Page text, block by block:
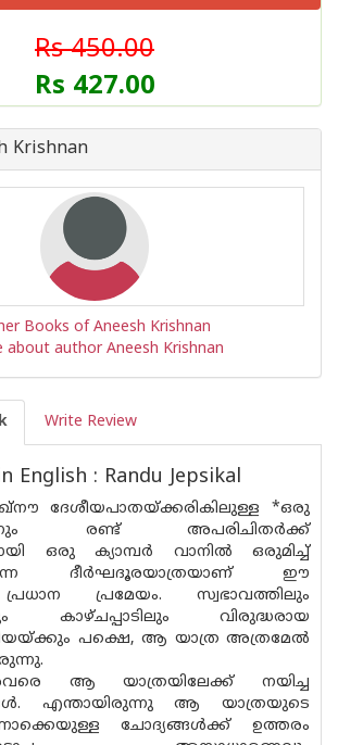
Rs 450.00
Rs 427.00
Krishnan
Books of Aneesh Krishnan
about author Aneesh Krishnan
Write Review
English : Randu Jepsikal
ദേശീയപാതയ്ക്കരികിലുള്ള *ഒരു
രണ്ട് അപരിചിതർക്ക്
ഒരു ക്യാമ്പർ വാനിൽ ഒരുമിച്ച്
ദീർഘദൂരയാത്രയാണ് ഈ
പ്രമേയം. സ്വഭാവത്തിലും
കാഴ്‌ചപ്പാടിലും വിരുദ്ധരായ
പക്ഷെ, ആ യാത്ര അത്രമേൽ
ആ യാത്രയിലേക്ക് നയിച്ച
എന്തായിരുന്നു ആ യാത്രയുടെ
ചോദ്യങ്ങൾക്ക് ഉത്തരം